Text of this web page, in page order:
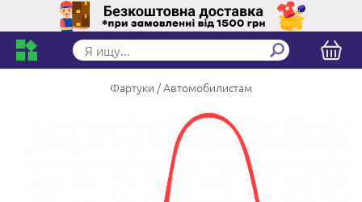
Фартуки Автомобилистам